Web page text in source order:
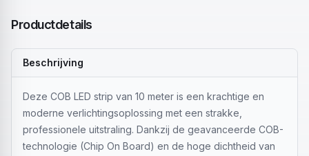
Productdetails
Beschrijving
Deze COB LED strip van 10 meter is een krachtige en
moderne verlichtingsoplossing met een strakke,
professionele uitstraling. Dankzij de geavanceerde COB-
technologie (Chip On Board) en de hoge dichtheid van